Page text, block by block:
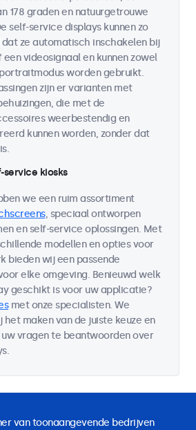
178 graden en natuurgetrouwe
self-service displays kunnen zo
ze automatisch inschakelen bij
videosignaal en kunnen zowel
worden gebruikt.
zijn er varianten met
die met de
weerbestendig en
kunnen worden, zonder dat
service kiosks
we een ruim assortiment
, speciaal ontworpen
en self-service oplossingen. Met
modellen en opties voor
bieden wij een passende
elke omgeving. Benieuwd welk
geschikt is voor uw applicatie?
met onze specialisten. We
het maken van de juiste keuze en
vragen te beantwoorden over
van toonaangevende bedrijven